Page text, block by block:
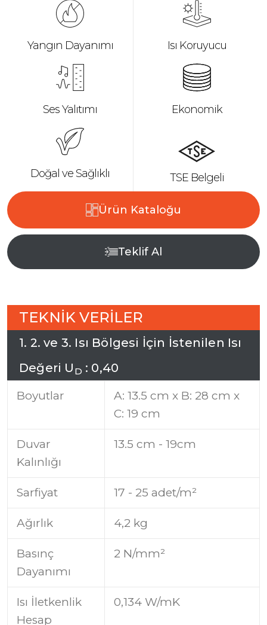
Yangın Dayanımı Isı Koruyucu
Ses Yalıtımı Ekonomik
Doğal ve Sağlıklı TSE Belgeli
Ürün Kataloğu
Teklif Al
TEKNİK VERİLER
1. 2. ve 3. Isı Bölgesi İçin İstenilen Isı
Değeri U D : 0,40
Boyutlar
A: 13.5 cm x B: 28 cm x
C: 19 cm
Duvar
Kalınlığı
13.5 cm - 19cm
Sarfiyat 17 - 25 adet/m²
Ağırlık 4,2 kg
Basınç
Dayanımı
2 N/mm²
Isı İletkenlik
Hesap
0,134 W/mK